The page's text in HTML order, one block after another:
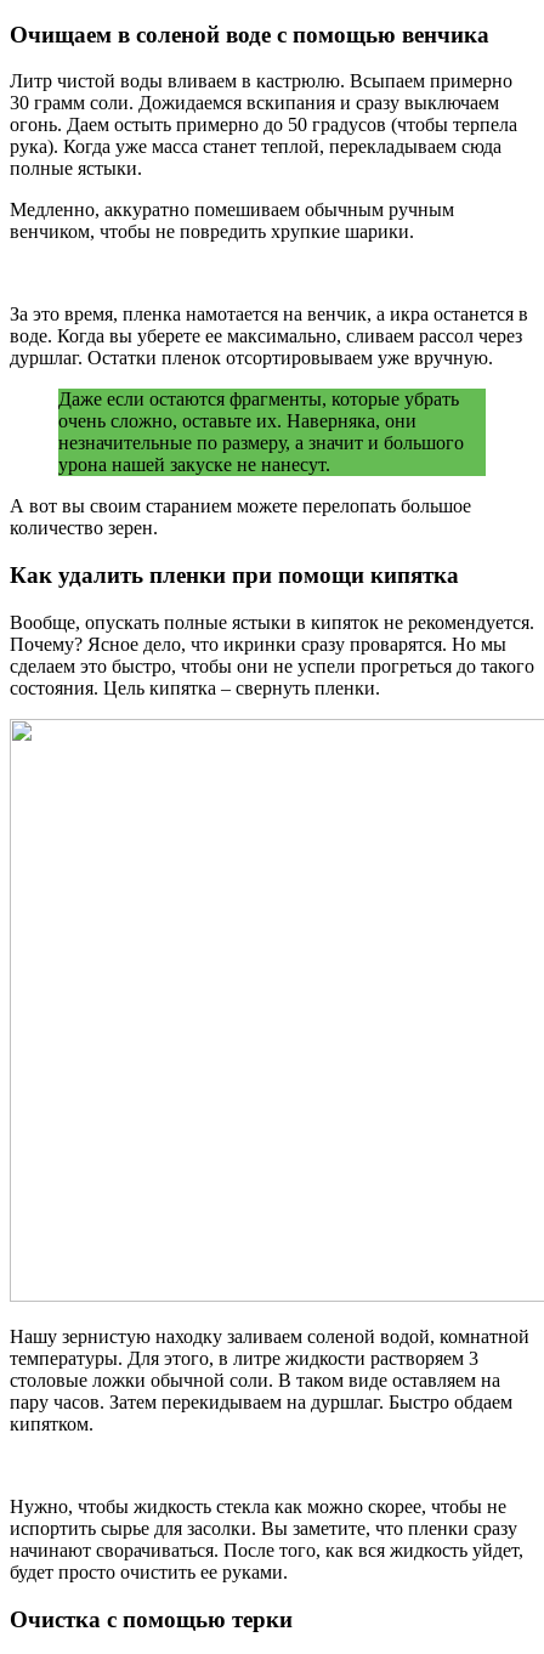
Очищаем в соленой воде с помощью венчика
Литр чистой воды вливаем в кастрюлю. Всыпаем примерно
30 грамм соли. Дожидаемся вскипания и сразу выключаем
огонь. Даем остыть примерно до 50 градусов (чтобы терпела
рука). Когда уже масса станет теплой, перекладываем сюда
полные ястыки.
Медленно, аккуратно помешиваем обычным ручным
венчиком, чтобы не повредить хрупкие шарики.
За это время, пленка намотается на венчик, а икра останется в
воде. Когда вы уберете ее максимально, сливаем рассол через
дуршлаг. Остатки пленок отсортировываем уже вручную.
Даже если остаются фрагменты, которые убрать
очень сложно, оставьте их. Наверняка, они
незначительные по размеру, а значит и большого
урона нашей закуске не нанесут.
А вот вы своим старанием можете перелопать большое
количество зерен.
Как удалить пленки при помощи кипятка
Вообще, опускать полные ястыки в кипяток не рекомендуется.
Почему? Ясное дело, что икринки сразу проварятся. Но мы
сделаем это быстро, чтобы они не успели прогреться до такого
состояния. Цель кипятка – свернуть пленки.
Нашу зернистую находку заливаем соленой водой, комнатной
температуры. Для этого, в литре жидкости растворяем 3
столовые ложки обычной соли. В таком виде оставляем на
пару часов. Затем перекидываем на дуршлаг. Быстро обдаем
кипятком.
Нужно, чтобы жидкость стекла как можно скорее, чтобы не
испортить сырье для засолки. Вы заметите, что пленки сразу
начинают сворачиваться. После того, как вся жидкость уйдет,
будет просто очистить ее руками.
Очистка с помощью терки